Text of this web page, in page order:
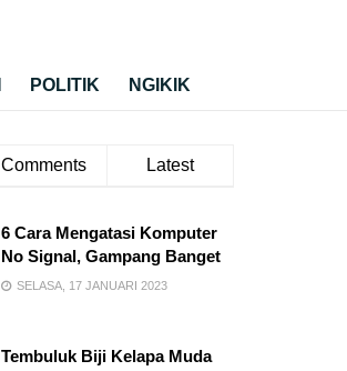
POLITIK NGIKIK
Comments Latest
6 Cara Mengatasi Komputer
No Signal, Gampang Banget
SELASA, 17 JANUARI 2023
Tembuluk Biji Kelapa Muda